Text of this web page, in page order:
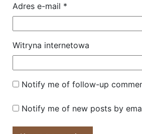
Adres e-mail *
Witryna internetowa
Notify me of follow-up
Notify me of new posts by